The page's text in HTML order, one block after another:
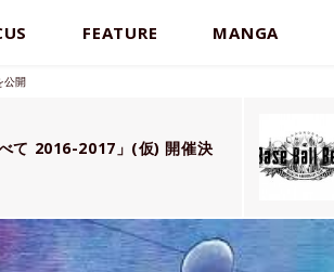
FEATURE MANGA
公開
て 2016-2017」(仮) 開催決